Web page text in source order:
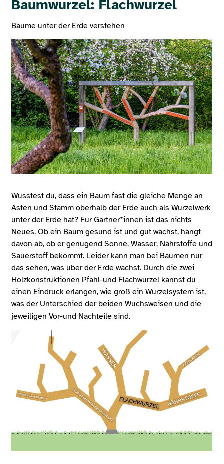
Baumwurzel: Flachwurzel
Bäume unter der Erde verstehen
Wusstest du, dass ein Baum fast die gleiche Menge an
Ästen und Stamm oberhalb der Erde auch als Wurzelwerk
unter der Erde hat? Für Gärtner*innen ist das nichts
Neues. Ob ein Baum gesund ist und gut wächst, hängt
davon ab, ob er genügend Sonne, Wasser, Nährstoffe und
Sauerstoff bekommt. Leider kann man bei Bäumen nur
das sehen, was über der Erde wächst. Durch die zwei
Holzkonstruktionen Pfahl-und Flachwurzel kannst du
einen Eindruck erlangen, wie groß ein Wurzelsystem ist,
was der Unterschied der beiden Wuchsweisen und die
jeweiligen Vor-und Nachteile sind.